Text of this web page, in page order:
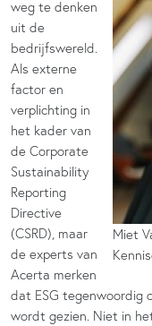
Miet
weg te denken
uit de
bedrijfswereld.
Als externe
factor en
verplichting in
het kader van
de Corporate
Sustainability
Reporting
Directive
(CSRD), maar
de experts van
Acerta merken
dat ESG tegenwoordig
wordt gezien. Niet in